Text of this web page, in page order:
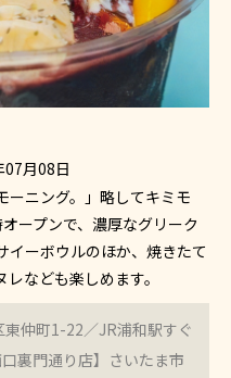
07月08日
ーニング。」略してキミモ
ープンで、濃厚なグリーク
イーボウルのほか、焼きたて
なども楽しめます。
東仲町1-22／JR浦和駅すぐ
裏門通り店】さいたま市